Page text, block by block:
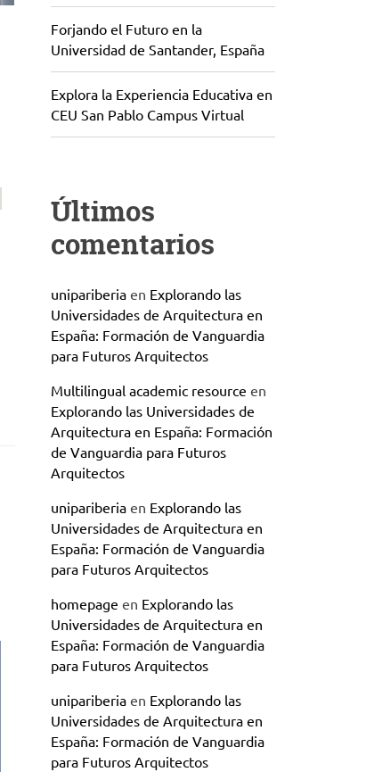
Forjando el Futuro en la
Universidad de Santander, España
Explora la Experiencia Educativa en
CEU San Pablo Campus Virtual
Últimos
comentarios
unipariberiaen Explorando las
Universidades de Arquitectura en
España: Formación de Vanguardia
para Futuros Arquitectos
Multilingual academic resource en
Explorando las Universidades de
Arquitectura en España: Formación
de Vanguardia para Futuros
Arquitectos
unipariberiaen Explorando las
Universidades de Arquitectura en
España: Formación de Vanguardia
para Futuros Arquitectos
homepage en Explorando las
Universidades de Arquitectura en
España: Formación de Vanguardia
para Futuros Arquitectos
unipariberiaen Explorando las
Universidades de Arquitectura en
España: Formación de Vanguardia
para Futuros Arquitectos